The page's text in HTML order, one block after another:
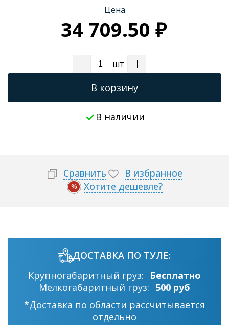
Трапы для душевых
Цена
34 709.50 ₽
шт
В корзину
В наличии
Сравнить В избранное
% Хотите дешевле?
ДОСТАВКА ПО ТУЛЕ:
Крупногабаритный груз:
Бесплатно
Мелкогабаритный груз: 500 руб
*Доставка по области рассчитывается
отдельно